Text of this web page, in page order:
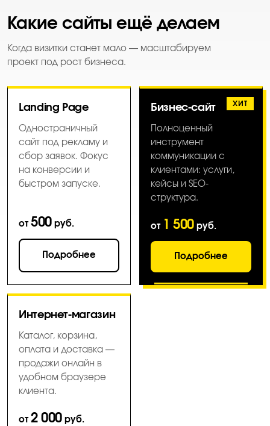
Какие сайты ещё делаем
Когда визитки станет мало — масштабируем
проект под рост бизнеса.
Landing Page
Одностраничный
сайт под рекламу и
сбор заявок. Фокус
на конверсии и
быстром запуске.
от 500руб.
Подробнее
ХИТ
Бизнес-сайт
Полноценный
инструмент
коммуникации с
клиентами: услуги,
кейсы и SEO-
структура.
от 1 500руб.
Подробнее
Интернет-магазин
Каталог, корзина,
оплата и доставка —
продажи онлайн в
удобном браузере
клиента.
от 2 000руб.